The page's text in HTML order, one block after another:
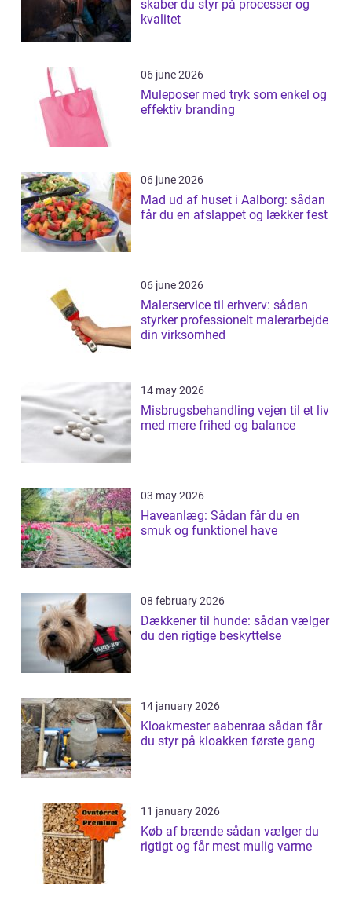
skaber du styr på processer og
kvalitet
06 june 2026
Muleposer med tryk som enkel og
effektiv branding
06 june 2026
Mad ud af huset i Aalborg: sådan
får du en afslappet og lækker fest
06 june 2026
Malerservice til erhverv: sådan
styrker professionelt malerarbejde
din virksomhed
14 may 2026
Misbrugsbehandling vejen til et liv
med mere frihed og balance
03 may 2026
Haveanlæg: Sådan får du en
smuk og funktionel have
08 february 2026
Dækkener til hunde: sådan vælger
du den rigtige beskyttelse
14 january 2026
Kloakmester aabenraa sådan får
du styr på kloakken første gang
11 january 2026
Køb af brænde sådan vælger du
rigtigt og får mest mulig varme